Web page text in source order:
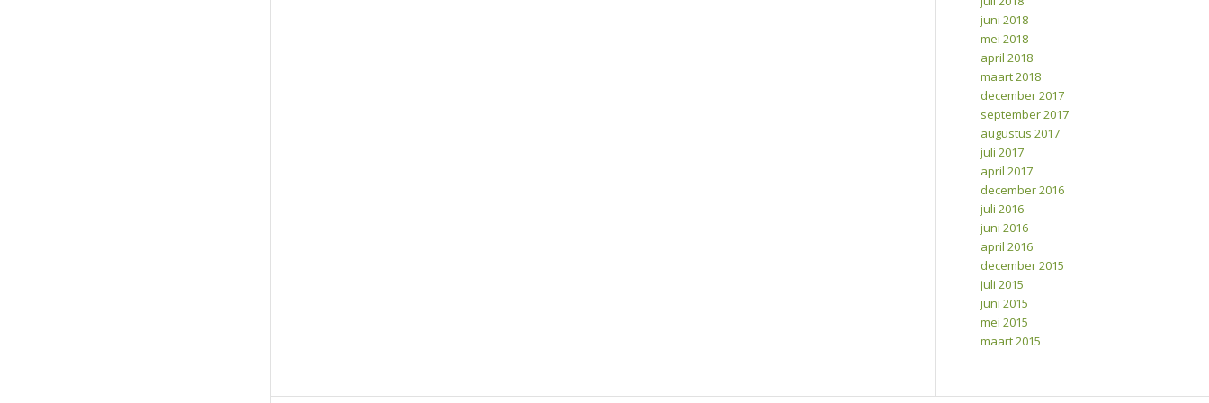
juni 2018
mei 2018
april 2018
maart 2018
december 2017
september 2017
augustus 2017
juli 2017
april 2017
december 2016
juli 2016
juni 2016
april 2016
december 2015
juli 2015
juni 2015
mei 2015
maart 2015